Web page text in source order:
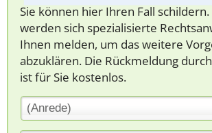
Sie können hier Ihren Fall
werden sich spezialisierte
Ihnen melden, um das weitere
abzuklären. Die Rückmeldung
ist für Sie kostenlos.
(Anrede)